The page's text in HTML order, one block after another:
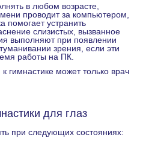
в любом возрасте,
проводит за компьютером,
помогает устранить
слизистых, вызванное
выполняют при появлении
зрения, если эти
работы на ПК.
гимнастике может только врач
для глаз
при следующих состояниях: